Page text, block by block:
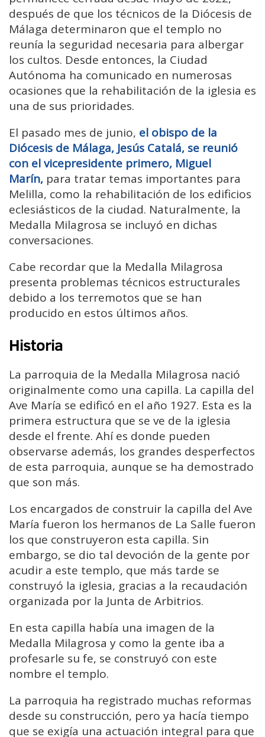
después de que los técnicos de la Diócesis de
Málaga determinaron que el templo no
reunía la seguridad necesaria para albergar
los cultos. Desde entonces, la Ciudad
Autónoma ha comunicado en numerosas
ocasiones que la rehabilitación de la iglesia es
una de sus prioridades.
El pasado mes de junio, el obispo de la
Diócesis de Málaga, Jesús Catalá, se reunió
con el vicepresidente primero, Miguel
Marín, para tratar temas importantes para
Melilla, como la rehabilitación de los edificios
eclesiásticos de la ciudad. Naturalmente, la
Medalla Milagrosa se incluyó en dichas
conversaciones.
Cabe recordar que la Medalla Milagrosa
presenta problemas técnicos estructurales
debido a los terremotos que se han
producido en estos últimos años.
Historia
La parroquia de la Medalla Milagrosa nació
originalmente como una capilla. La capilla del
Ave María se edificó en el año 1927. Esta es la
primera estructura que se ve de la iglesia
desde el frente. Ahí es donde pueden
observarse además, los grandes desperfectos
de esta parroquia, aunque se ha demostrado
que son más.
Los encargados de construir la capilla del Ave
María fueron los hermanos de La Salle fueron
los que construyeron esta capilla. Sin
embargo, se dio tal devoción de la gente por
acudir a este templo, que más tarde se
construyó la iglesia, gracias a la recaudación
organizada por la Junta de Arbitrios.
En esta capilla había una imagen de la
Medalla Milagrosa y como la gente iba a
profesarle su fe, se construyó con este
nombre el templo.
La parroquia ha registrado muchas reformas
desde su construcción, pero ya hacía tiempo
que se exigía una actuación integral para que